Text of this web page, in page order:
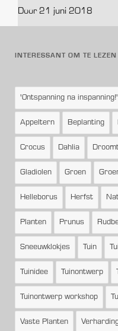
Door 21 juni 2018
INTERESSANT OM TE LEZEN
'Ontspanning na inspanning!'
Appeltern Beplanting
Crocus Dahlia
Gladiolen Groen
Helleborus Herfst
Planten Prunus
Sneeuwklokjes Tuin
Tuinidee Tuinontwerp
Tuinontwerp workshop
Vaste Planten